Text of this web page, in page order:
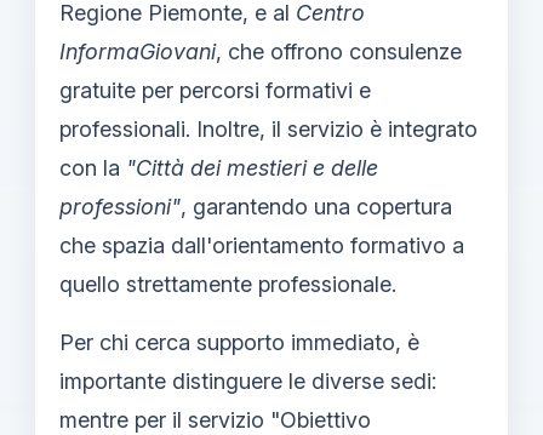
Regione Piemonte, e al Centro
InformaGiovani, che offrono consulenze
gratuite per percorsi formativi e
professionali. Inoltre, il servizio è integrato
con la "Città dei mestieri e delle
professioni", garantendo una copertura
che spazia dall'orientamento formativo a
quello strettamente professionale.
Per chi cerca supporto immediato, è
importante distinguere le diverse sedi:
mentre per il servizio "Obiettivo